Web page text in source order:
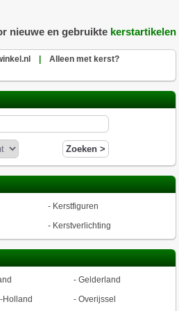
nieuwe en gebruikte kerstartikelen
Alleen met kerst?
- Kerstfiguren
- Kerstverlichting
- Gelderland
Holland
- Overijssel